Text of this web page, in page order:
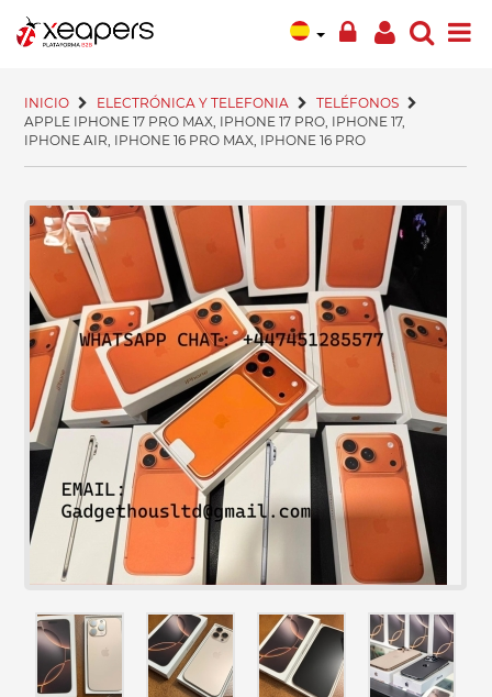
INICIO ELECTRÓNICA Y TELEFONIA
TELÉFONOS
APPLE IPHONE 17 PRO MAX, IPHONE 17 PRO, IPHONE 17,
IPHONE AIR, IPHONE 16 PRO MAX, IPHONE 16 PRO